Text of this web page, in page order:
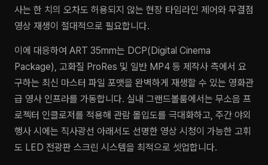
사는 한 치의 오차도 허용되지 않는 현장 타임라인 제어와 무결점
영상 재생이 절대적으로 필요합니다.
이에 대응하여 ART 35mm는 DCP(Digital Cinema
Package), 고화질 ProRes 및 일반 MP4 등 제작사 측에서 요
구하는 최신 마스터 파일 포맷을 완벽하게 재생할 수 있는 영화관
급 영사 인프라를 가동합니다. 실내 그랜드볼룸에서는 무소음 프
로젝터 인클로저를 적용해 관람 몰입도를 극대화하고, 주간 야외
행사 시에는 직사광선 아래서도 선명한 영상 시청이 가능한 고휘
도 LED 전광판 스크린 시스템을 최적으로 셋업합니다.